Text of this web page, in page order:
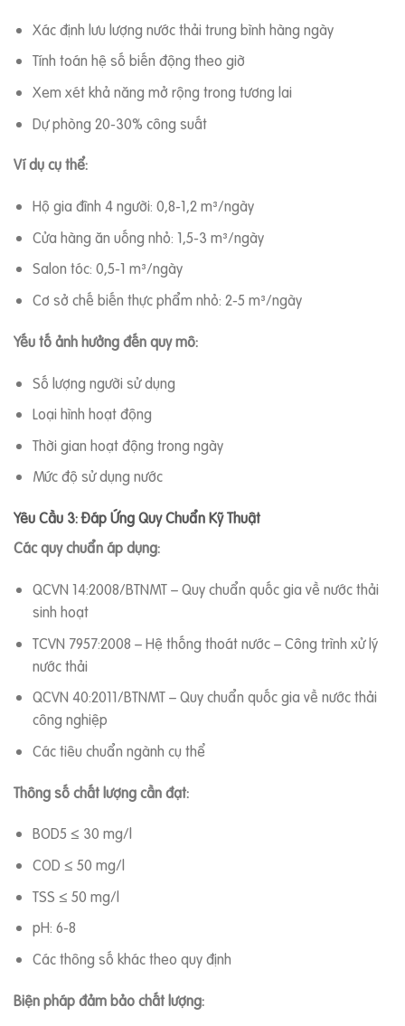
Xác định lưu lượng nước thải trung bình hàng ngày
Tính toán hệ số biến động theo giờ
Xem xét khả năng mở rộng trong tương lai
Dự phòng 20-30% công suất
Ví dụ cụ thể:
Hộ gia đình 4 người: 0,8-1,2 m³/ngày
Cửa hàng ăn uống nhỏ: 1,5-3 m³/ngày
Salon tóc: 0,5-1 m³/ngày
Cơ sở chế biến thực phẩm nhỏ: 2-5 m³/ngày
Yếu tố ảnh hưởng đến quy mô:
Số lượng người sử dụng
Loại hình hoạt động
Thời gian hoạt động trong ngày
Mức độ sử dụng nước
Yêu Cầu 3: Đáp Ứng Quy Chuẩn Kỹ Thuật
Các quy chuẩn áp dụng:
QCVN 14:2008/BTNMT – Quy chuẩn quốc gia về nước thải
sinh hoạt
TCVN 7957:2008 – Hệ thống thoát nước – Công trình xử lý
nước thải
QCVN 40:2011/BTNMT – Quy chuẩn quốc gia về nước thải
công nghiệp
Các tiêu chuẩn ngành cụ thể
Thông số chất lượng cần đạt:
BOD5 ≤ 30 mg/l
COD ≤ 50 mg/l
TSS ≤ 50 mg/l
pH: 6-8
Các thông số khác theo quy định
Biện pháp đảm bảo chất lượng: